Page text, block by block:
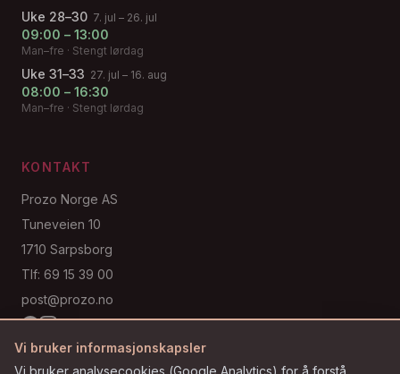
Uke 28–30 7. jul – 26. jul
09:00 – 13:00
Man–fre · Stengt lørdag
Uke 31–33 27. jul – 16. aug
08:00 – 16:30
Man–fre · Stengt lørdag
KONTAKT
Prozo Norge AS
Tuneveien 10
1710 Sarpsborg
Tlf: 69 15 39 00
post@prozo.no
Vi bruker informasjonskapsler
Vi bruker analysecookies (Google Analytics) for å forstå